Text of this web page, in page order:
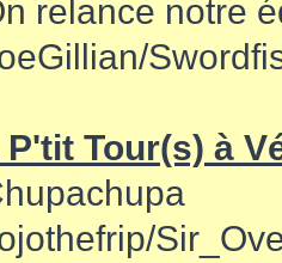
relance notre
P'tit Tour(s) à